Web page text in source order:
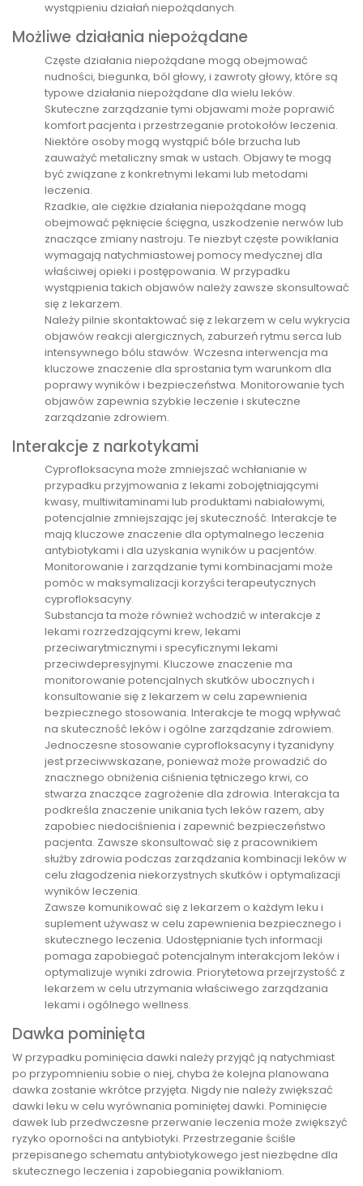
wystąpieniu działań niepożądanych.
Możliwe działania niepożądane
Częste działania niepożądane mogą obejmować
nudności, biegunka, ból głowy, i zawroty głowy, które są
typowe działania niepożądane dla wielu leków.
Skuteczne zarządzanie tymi objawami może poprawić
komfort pacjenta i przestrzeganie protokołów leczenia.
Niektóre osoby mogą wystąpić bóle brzucha lub
zauważyć metaliczny smak w ustach. Objawy te mogą
być związane z konkretnymi lekami lub metodami
leczenia.
Rzadkie, ale ciężkie działania niepożądane mogą
obejmować pęknięcie ścięgna, uszkodzenie nerwów lub
znaczące zmiany nastroju. Te niezbyt częste powikłania
wymagają natychmiastowej pomocy medycznej dla
właściwej opieki i postępowania. W przypadku
wystąpienia takich objawów należy zawsze skonsultować
się z lekarzem.
Należy pilnie skontaktować się z lekarzem w celu wykrycia
objawów reakcji alergicznych, zaburzeń rytmu serca lub
intensywnego bólu stawów. Wczesna interwencja ma
kluczowe znaczenie dla sprostania tym warunkom dla
poprawy wyników i bezpieczeństwa. Monitorowanie tych
objawów zapewnia szybkie leczenie i skuteczne
zarządzanie zdrowiem.
Interakcje z narkotykami
Cyprofloksacyna może zmniejszać wchłanianie w
przypadku przyjmowania z lekami zobojętniającymi
kwasy, multiwitaminami lub produktami nabiałowymi,
potencjalnie zmniejszając jej skuteczność. Interakcje te
mają kluczowe znaczenie dla optymalnego leczenia
antybiotykami i dla uzyskania wyników u pacjentów.
Monitorowanie i zarządzanie tymi kombinacjami może
pomóc w maksymalizacji korzyści terapeutycznych
cyprofloksacyny.
Substancja ta może również wchodzić w interakcje z
lekami rozrzedzającymi krew, lekami
przeciwarytmicznymi i specyficznymi lekami
przeciwdepresyjnymi. Kluczowe znaczenie ma
monitorowanie potencjalnych skutków ubocznych i
konsultowanie się z lekarzem w celu zapewnienia
bezpiecznego stosowania. Interakcje te mogą wpływać
na skuteczność leków i ogólne zarządzanie zdrowiem.
Jednoczesne stosowanie cyprofloksacyny i tyzanidyny
jest przeciwwskazane, ponieważ może prowadzić do
znacznego obniżenia ciśnienia tętniczego krwi, co
stwarza znaczące zagrożenie dla zdrowia. Interakcja ta
podkreśla znaczenie unikania tych leków razem, aby
zapobiec niedociśnienia i zapewnić bezpieczeństwo
pacjenta. Zawsze skonsultować się z pracownikiem
służby zdrowia podczas zarządzania kombinacji leków w
celu złagodzenia niekorzystnych skutków i optymalizacji
wyników leczenia.
Zawsze komunikować się z lekarzem o każdym leku i
suplement używasz w celu zapewnienia bezpiecznego i
skutecznego leczenia. Udostępnianie tych informacji
pomaga zapobiegać potencjalnym interakcjom leków i
optymalizuje wyniki zdrowia. Priorytetowa przejrzystość z
lekarzem w celu utrzymania właściwego zarządzania
lekami i ogólnego wellness.
Dawka pominięta
W przypadku pominięcia dawki należy przyjąć ją natychmiast
po przypomnieniu sobie o niej, chyba że kolejna planowana
dawka zostanie wkrótce przyjęta. Nigdy nie należy zwiększać
dawki leku w celu wyrównania pominiętej dawki. Pominięcie
dawek lub przedwczesne przerwanie leczenia może zwiększyć
ryzyko oporności na antybiotyki. Przestrzeganie ściśle
przepisanego schematu antybiotykowego jest niezbędne dla
skutecznego leczenia i zapobiegania powikłaniom.